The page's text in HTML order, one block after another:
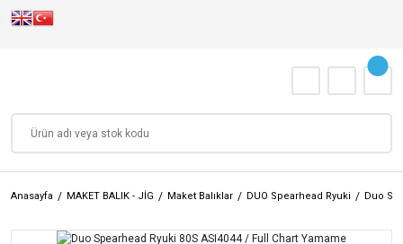
Anasayfa MAKET BALIK - JİG Maket Balıklar DUO Spearhead Ryuki Duo